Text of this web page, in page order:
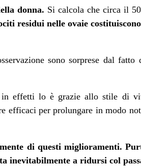
donna. Si calcola che circa il
residui nelle ovaie
sono sorprese dal
effetti lo è grazie allo stile di
efficaci per prolungare in modo
di questi miglioramenti.
inevitabilmente a ridursi col